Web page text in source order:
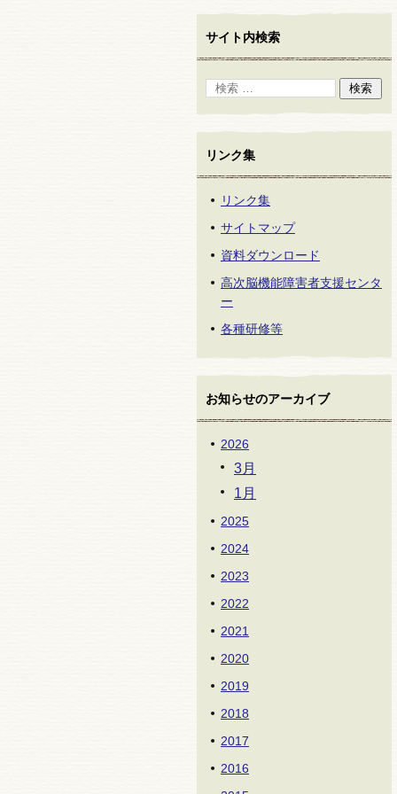
サイト内検索
リンク集
リンク集
サイトマップ
資料ダウンロード
高次脳機能障害者支援センタ
ー
各種研修等
お知らせのアーカイブ
2026
3月
1月
2025
2024
2023
2022
2021
2020
2019
2018
2017
2016